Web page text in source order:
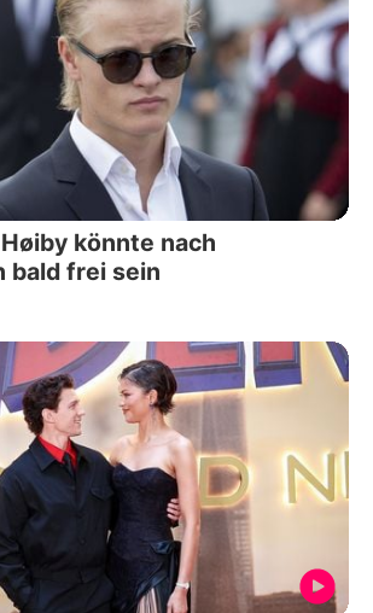
könnte nach
bald frei sein